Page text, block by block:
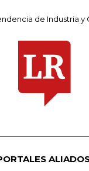
de Industria y